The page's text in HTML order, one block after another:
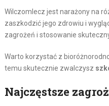
Wilczomlecz jest narażony na
zaszkodzić jego zdrowiu i
zagrożeń i stosowanie
Warto korzystać z
temu skutecznie zwalczysz
Najczęstsze